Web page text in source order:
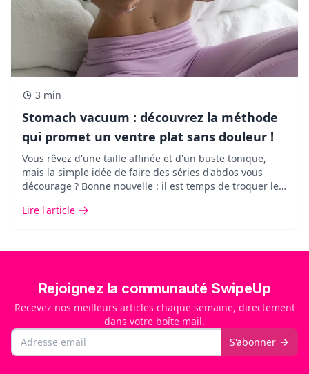
3 min
Stomach vacuum : découvrez la méthode
qui promet un ventre plat sans douleur !
Vous rêvez d'une taille affinée et d'un buste tonique,
mais la simple idée de faire des séries d'abdos vous
décourage ? Bonne nouvelle : il est temps de troquer les
douce, redoutablement efficace et validée par la science
Lire l'article
Rejoignez la communauté SwipeUp
Recevez nos meilleurs articles chaque semaine, directement
dans votre boîte mail.
Email S'abonner